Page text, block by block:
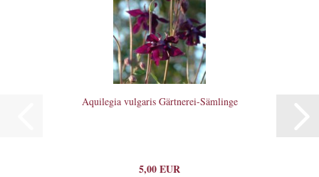
Aquilegia vulgaris Gärtnerei-Sämlinge
5,00 EUR